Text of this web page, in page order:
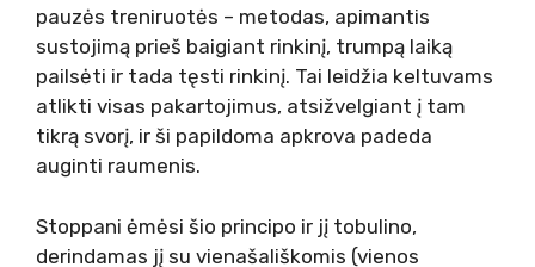
pauzės treniruotės – metodas, apimantis
sustojimą prieš baigiant rinkinį, trumpą laiką
pailsėti ir tada tęsti rinkinį. Tai leidžia keltuvams
atlikti visas pakartojimus, atsižvelgiant į tam
tikrą svorį, ir ši papildoma apkrova padeda
auginti raumenis.
Stoppani ėmėsi šio principo ir jį tobulino,
derindamas jį su vienašališkomis (vienos